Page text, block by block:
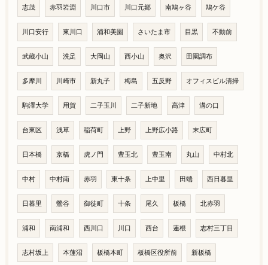
志茂 赤羽岩淵 川口市 川口元郷 南鳩ヶ谷 鳩ケ谷
川口安行 東川口 浦和美園 さいたま市 目黒 不動前
武蔵小山 洗足 大岡山 西小山 奥沢 田園調布
多摩川 川崎市 新丸子 梅島 五反野 オフィスビル清掃
駒澤大学 用賀 二子玉川 二子新地 高津 溝の口
台東区 浅草 稲荷町 上野 上野広小路 末広町
日本橋 京橋 虎ノ門 豊玉北 豊玉南 丸山 中村北
中村 中村南 赤羽 東十条 上中里 田端 西日暮里
日暮里 鶯谷 御徒町 十条 尾久 板橋 北赤羽
浦和 南浦和 西川口 川口 西台 蓮根 志村三丁目
志村坂上 本蓮沼 板橋本町 板橋区役所前 新板橋